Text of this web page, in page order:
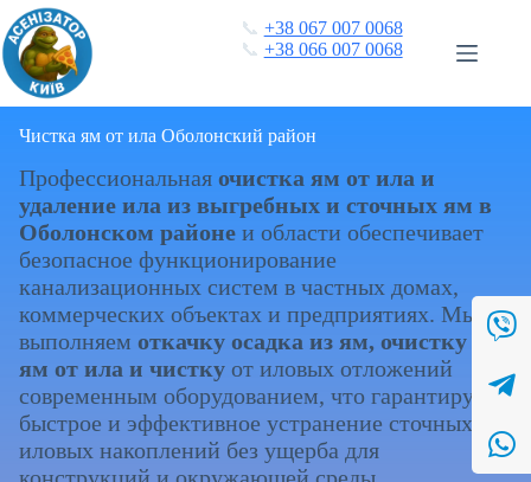
Перейти
к
сути
📞 +38 067 007 0068
📞 +38 066 007 0068
Чистка ям от ила Оболонский район
Профессиональная очистка ям от ила и
удаление ила из выгребных и сточных ям в
Оболонском районе и области обеспечивает
безопасное функционирование
канализационных систем в частных домах,
коммерческих объектах и предприятиях. Мы
выполняем откачку осадка из ям, очистку дна
ям от ила и чистку от иловых отложений
современным оборудованием, что гарантирует
быстрое и эффективное устранение сточных
иловых накоплений без ущерба для